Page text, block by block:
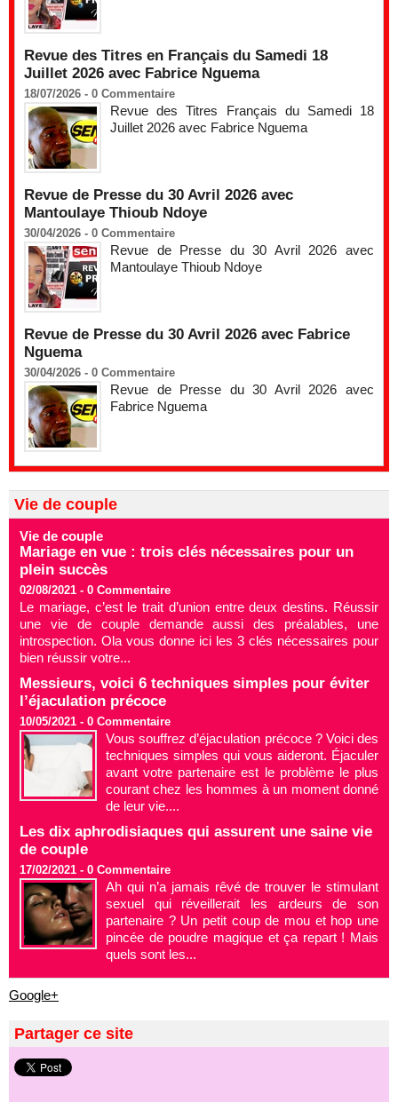
Revue des Titres en Français du Samedi 18
Juillet 2026 avec Fabrice Nguema
18/07/2026 - 0 Commentaire
Revue des Titres Français du Samedi 18
Juillet 2026 avec Fabrice Nguema
Revue de Presse du 30 Avril 2026 avec
Mantoulaye Thioub Ndoye
30/04/2026 - 0 Commentaire
Revue de Presse du 30 Avril 2026 avec
Mantoulaye Thioub Ndoye
Revue de Presse du 30 Avril 2026 avec Fabrice
Nguema
30/04/2026 - 0 Commentaire
Revue de Presse du 30 Avril 2026 avec
Fabrice Nguema
Vie de couple
Vie de couple
Mariage en vue : trois clés nécessaires pour un
plein succès
02/08/2021 - 0 Commentaire
Le mariage, c’est le trait d’union entre deux destins. Réussir
une vie de couple demande aussi des préalables, une
introspection. Ola vous donne ici les 3 clés nécessaires pour
bien réussir votre...
Messieurs, voici 6 techniques simples pour éviter
l’éjaculation précoce
10/05/2021 - 0 Commentaire
Vous souffrez d’éjaculation précoce ? Voici des
techniques simples qui vous aideront. Éjaculer
avant votre partenaire est le problème le plus
courant chez les hommes à un moment donné
de leur vie....
Les dix aphrodisiaques qui assurent une saine vie
de couple
17/02/2021 - 0 Commentaire
Ah qui n’a jamais rêvé de trouver le stimulant
sexuel qui réveillerait les ardeurs de son
partenaire ? Un petit coup de mou et hop une
pincée de poudre magique et ça repart ! Mais
quels sont les...
Google+
Partager ce site